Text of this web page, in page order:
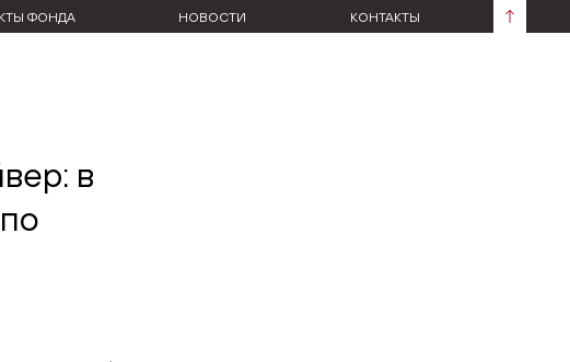
ФОНДА НОВОСТИ КОНТАКТЫ
в